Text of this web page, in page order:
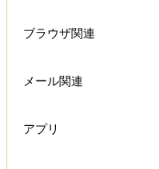
ブラウザ関連
メール関連
アプリ